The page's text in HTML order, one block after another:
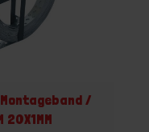
Montageband /